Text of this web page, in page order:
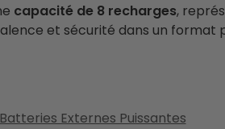
capacité de 8 recharges,
et sécurité dans un format
Batteries Externes Puissantes